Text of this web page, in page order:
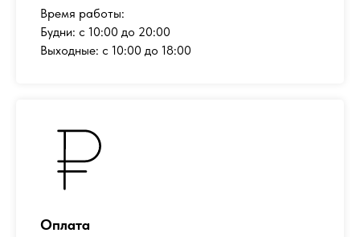
Время работы:
Будни: с 10:00 до 20:00
Выходные: с 10:00 до 18:00
Оплата